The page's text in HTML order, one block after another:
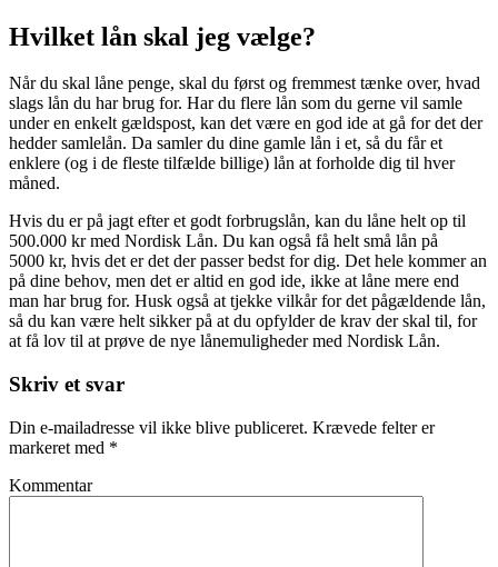
Hvilket lån skal jeg vælge?
Når du skal låne penge, skal du først og fremmest tænke over, hvad
slags lån du har brug for. Har du flere lån som du gerne vil samle
under en enkelt gældspost, kan det være en god ide at gå for det der
hedder samlelån. Da samler du dine gamle lån i et, så du får et
enklere (og i de fleste tilfælde billige) lån at forholde dig til hver
måned.
Hvis du er på jagt efter et godt forbrugslån, kan du låne helt op til
500.000 kr med Nordisk Lån. Du kan også få helt små lån på
5000 kr, hvis det er det der passer bedst for dig. Det hele kommer an
på dine behov, men det er altid en god ide, ikke at låne mere end
man har brug for. Husk også at tjekke vilkår for det pågældende lån,
så du kan være helt sikker på at du opfylder de krav der skal til, for
at få lov til at prøve de nye lånemuligheder med Nordisk Lån.
Skriv et svar
Din e-mailadresse vil ikke blive publiceret. Krævede felter er
markeret med *
Kommentar